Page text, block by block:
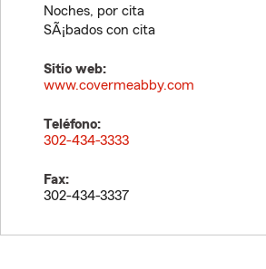
Noches, por cita
SÃ¡bados con cita
Sitio web:
www.covermeabby.com
Teléfono:
302-434-3333
Fax:
302-434-3337